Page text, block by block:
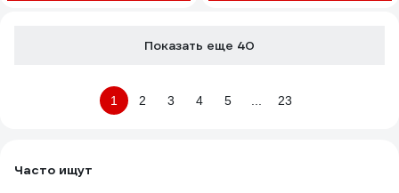
Показать еще 40
1 2 3 4 5 23
Часто ищут